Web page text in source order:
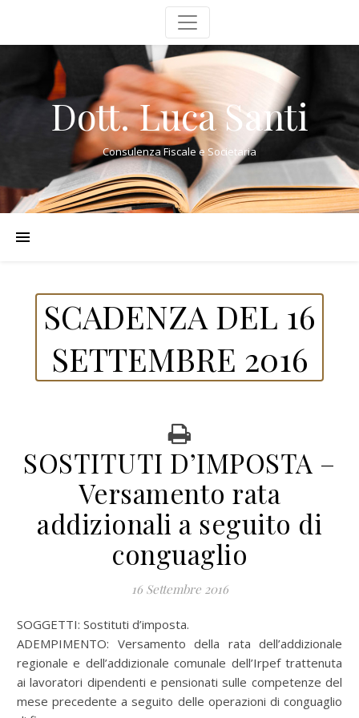
Dott. Luca Santi
Consulenza Fiscale e Societaria
SCADENZA DEL 16
SETTEMBRE 2016
SOSTITUTI D’IMPOSTA –
Versamento rata
addizionali a seguito di
conguaglio
16 Settembre 2016
SOGGETTI: Sostituti d’imposta.
ADEMPIMENTO: Versamento della rata dell’addizionale
regionale e dell’addizionale comunale dell’Irpef trattenuta
ai lavoratori dipendenti e pensionati sulle competenze del
mese precedente a seguito delle operazioni di conguaglio